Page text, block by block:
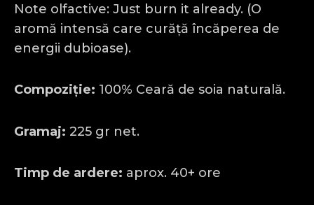
Note olfactive: Just burn it already. (O
aromă intensă care curăță încăperea de
energii dubioase).
Compoziție: 100% Ceară de soia naturală.
Gramaj: 225 gr net.
Timp de ardere: aprox. 40+ ore